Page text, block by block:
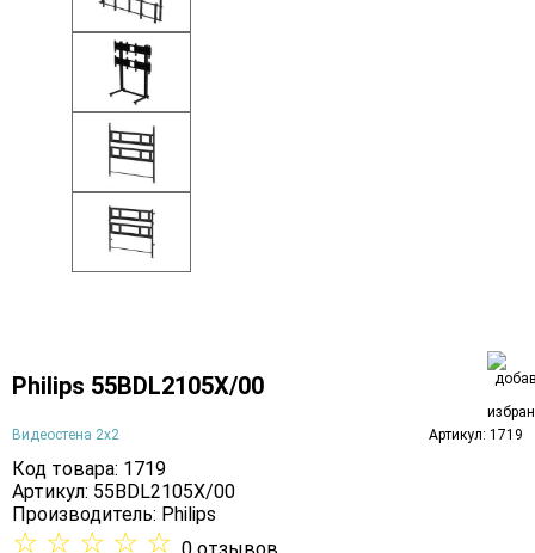
Philips 55BDL2105X/00
Видеостена 2x2 Артикул: 1719
Код товара: 1719
Артикул: 55BDL2105X/00
Производитель: Philips
☆ ☆ ☆ ☆ ☆